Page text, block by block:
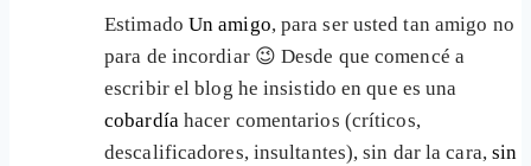
Estimado Un amigo, para ser usted tan amigo no
para de incordiar 😉 Desde que comencé a
escribir el blog he insistido en que es una
cobardíahacer comentarios (críticos,
descalificadores, insultantes), sin dar la cara,sin